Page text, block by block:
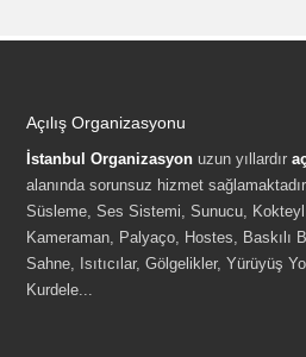
Açılış Organizasyonu
İstanbul Organizasyon uzun yıllardır
alanında sorunsuz hizmet
Süsleme, Ses Sistemi, Sunucu, Kokteyl
Kameraman, Palyaço, Hostes, Baskılı
Sahne, Isıtıcılar, Gölgelikler, Yürüyüş
Kurdele...